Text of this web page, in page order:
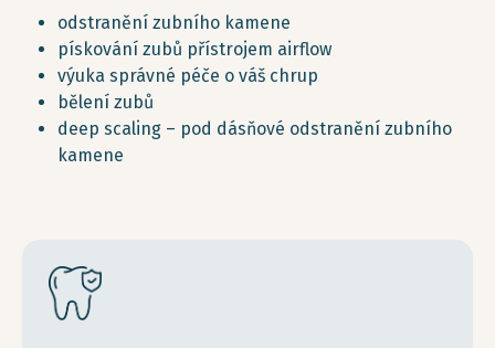
odstranění zubního kamene
pískování zubů přístrojem airflow
výuka správné péče o váš chrup
bělení zubů
deep scaling – pod dásňové odstranění zubního
kamene